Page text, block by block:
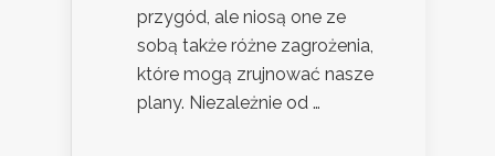
przygód, ale niosą one ze
sobą także różne zagrożenia,
które mogą zrujnować nasze
plany. Niezależnie od …